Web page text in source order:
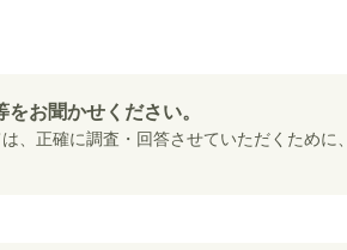
b
t
お聞かせください。
正確に調査・回答させていただくために、